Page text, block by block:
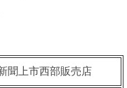
聞上市西部販売店